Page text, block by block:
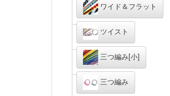
ワイド＆フラット
ツイスト
三つ編み[小]
三つ編み